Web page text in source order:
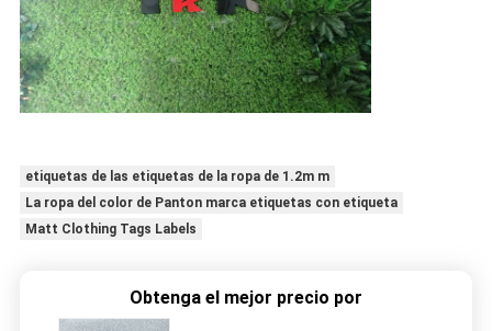
etiquetas de las etiquetas de la ropa de 1.2m m
La ropa del color de Panton marca etiquetas con etiqueta
Matt Clothing Tags Labels
Obtenga el mejor precio por